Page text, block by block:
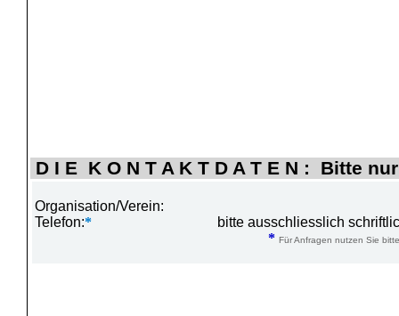
D I E K O N T A K T D A T E N : Bitte
Organisation/Verein:
Telefon:*
bitte ausschliesslich
* Für Anfragen nutzen Sie